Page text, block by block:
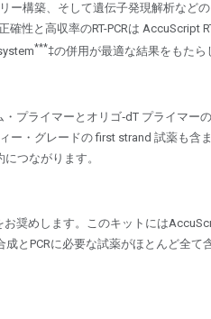
ー構築、そして遺伝子発現解析など
性と高収率のRT-PCRは AccuScript
***‡の併用が最適な結果をもたら
・プライマーとオリゴ‐dT プライマー
ー・グレードの first strand 試薬も
つながります。
奨めします。このキットには
とPCRに必要な試薬がほとんど全